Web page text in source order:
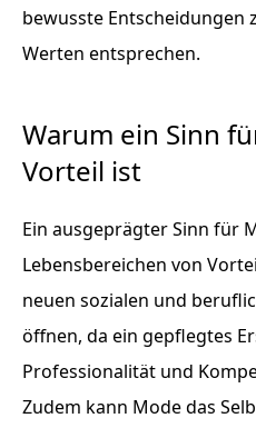
bewusste Entscheidungen
Werten entsprechen.
Warum ein Sinn
Vorteil ist
Ein ausgeprägter Sinn für
Lebensbereichen von
neuen sozialen und
öffnen, da ein gepflegtes
Professionalität und
Zudem kann Mode das